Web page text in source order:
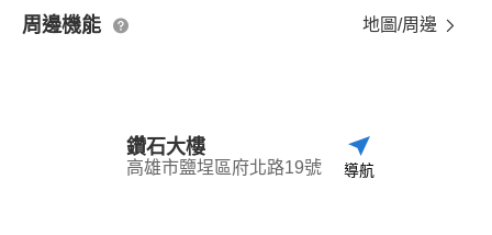
周邊機能 地圖/周邊
鑽石大樓
高雄市鹽埕區府北路19號 導航